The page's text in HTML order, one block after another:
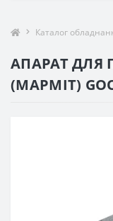
Каталог
АПАРАТ ДЛЯ
(МАРМІТ)